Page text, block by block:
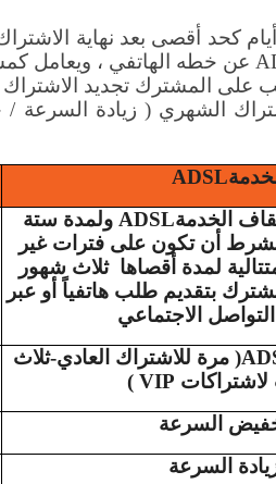
أيام كحد أقصى بعد نهاية
عن خطه الهاتفي ، ويعامل
على المشترك تجديد
الشهري ( زيادة السرعة
ADSL
الخدمةADSLولمدة ستة
أن تكون على فترات غير
لمدة أقصاها ثلاث شهور
بتقديم طلب هاتفياً أو عبر
الاجتماعي
( مرة للاشتراك العادي-ثلاث
VIP
)
السرعة
السرعة